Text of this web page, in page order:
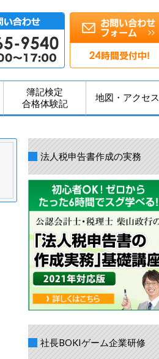
簿記検定
合格体験記
地図・アクセス
法人税申告書作成の実務
社長BOKIゲーム企業研修